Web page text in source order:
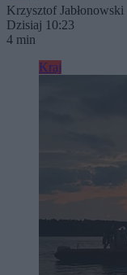
Krzysztof Jabłonowski
Dzisiaj 10:23
4 min
Kraj